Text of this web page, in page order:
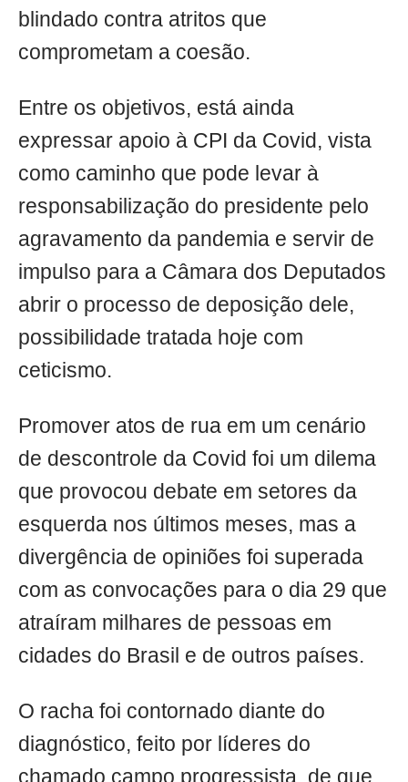
blindado contra atritos que
comprometam a coesão.
Entre os objetivos, está ainda
expressar apoio à CPI da Covid, vista
como caminho que pode levar à
responsabilização do presidente pelo
agravamento da pandemia e servir de
impulso para a Câmara dos Deputados
abrir o processo de deposição dele,
possibilidade tratada hoje com
ceticismo.
Promover atos de rua em um cenário
de descontrole da Covid foi um dilema
que provocou debate em setores da
esquerda nos últimos meses, mas a
divergência de opiniões foi superada
com as convocações para o dia 29 que
atraíram milhares de pessoas em
cidades do Brasil e de outros países.
O racha foi contornado diante do
diagnóstico, feito por líderes do
chamado campo progressista, de que